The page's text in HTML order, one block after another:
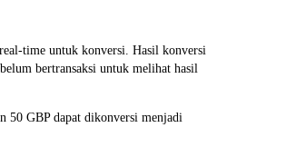
time untuk konversi. Hasil konversi
bertransaksi untuk melihat hasil
50 GBP dapat dikonversi menjadi